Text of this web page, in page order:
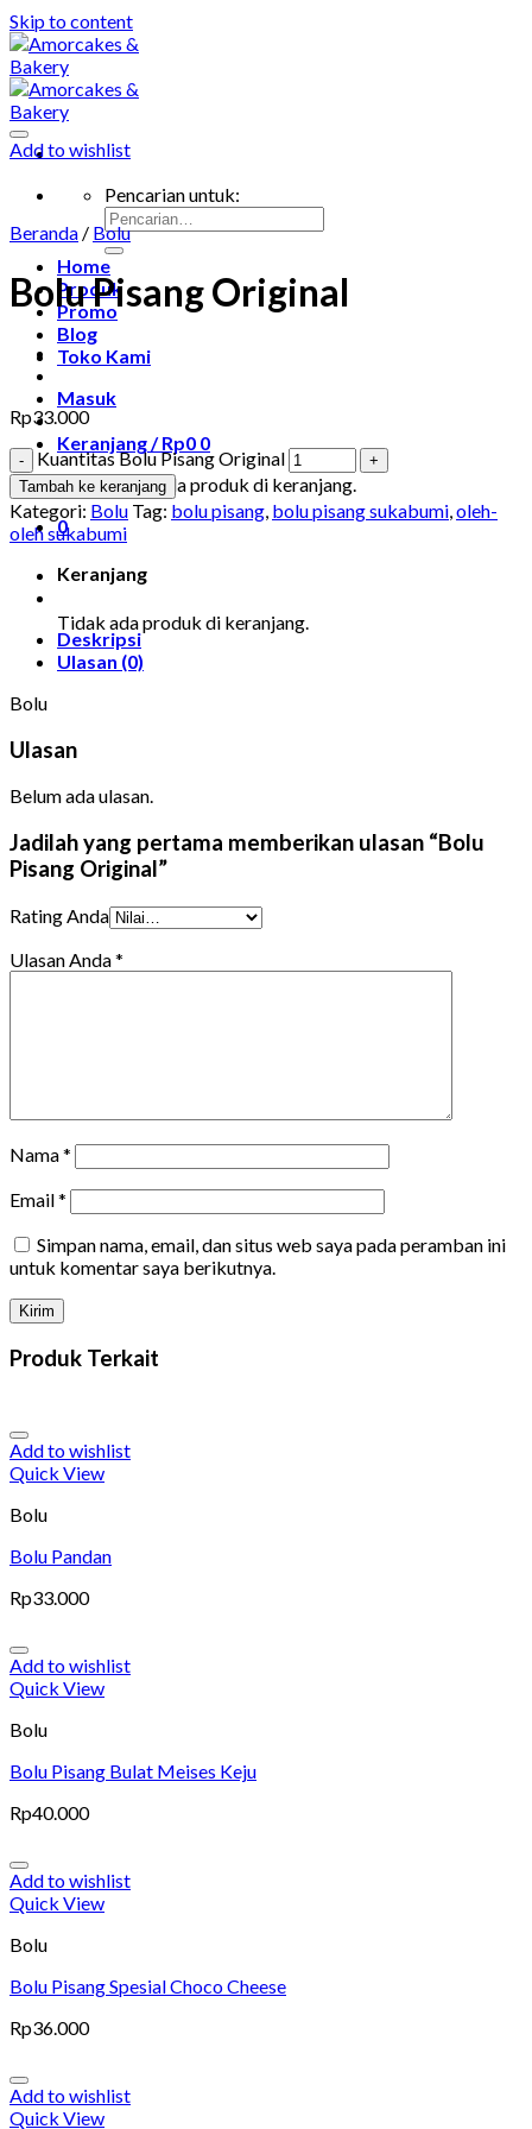
Skip to content
Pencarian untuk:
Home
Produk
Promo
Blog
Toko Kami
Masuk
Keranjang /Rp0 0
Tidak ada produk di keranjang.
0
Keranjang
Tidak ada produk di keranjang.
Add to wishlist
Beranda / Bolu
Bolu Pisang Original
Rp33.000
Kuantitas Bolu Pisang Original
Tambah ke keranjang
Kategori: Bolu Tag: bolu pisang, bolu pisang sukabumi,oleh-
oleh sukabumi
Deskripsi
Ulasan (0)
Bolu
Ulasan
Belum ada ulasan.
Jadilah yang pertama memberikan ulasan “Bolu
Pisang Original”
Rating Anda
Ulasan Anda*
Nama*
Email*
Simpan nama, email, dan situs web saya pada peramban ini
untuk komentar saya berikutnya.
Produk Terkait
Add to wishlist
Quick View
Bolu
Bolu Pandan
Rp33.000
Add to wishlist
Quick View
Bolu
Bolu Pisang Bulat Meises Keju
Rp40.000
Add to wishlist
Quick View
Bolu
Bolu Pisang Spesial Choco Cheese
Rp36.000
Add to wishlist
Quick View